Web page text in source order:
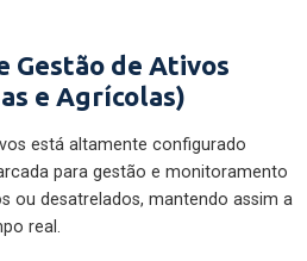
Gestão de Ativos
e Agrícolas)
está altamente configurado
para gestão e monitoramento
ou desatrelados, mantendo assim a
real.